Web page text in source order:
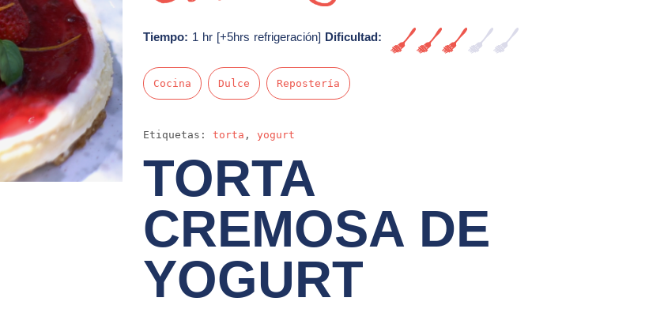
Tiempo: 1 hr [+5hrs refrigeración] Dificultad:
Cocina Dulce Repostería
Etiquetas: torta , yogurt
TORTA
CREMOSA DE
YOGURT